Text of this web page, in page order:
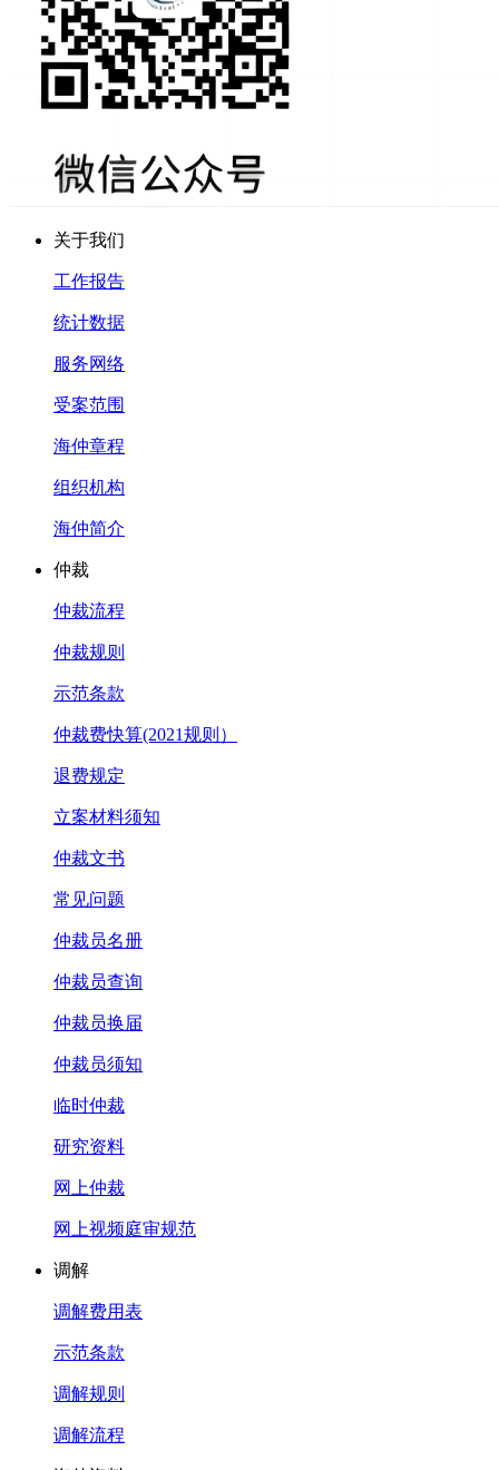
关于我们
工作报告
统计数据
服务网络
受案范围
海仲章程
组织机构
海仲简介
仲裁
仲裁流程
仲裁规则
示范条款
仲裁费快算(2021规则）
退费规定
立案材料须知
仲裁文书
常见问题
仲裁员名册
仲裁员查询
仲裁员换届
仲裁员须知
临时仲裁
研究资料
网上仲裁
网上视频庭审规范
调解
调解费用表
示范条款
调解规则
调解流程